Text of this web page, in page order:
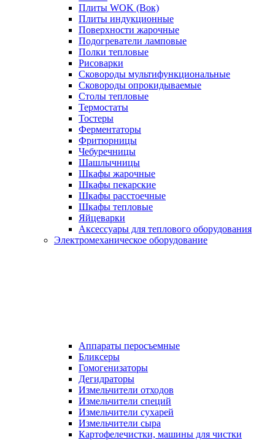
Плиты WOK (Вок)
Плиты индукционные
Поверхности жарочные
Подогреватели ламповые
Полки тепловые
Рисоварки
Сковороды мультифункциональные
Сковороды опрокидываемые
Столы тепловые
Термостаты
Тостеры
Ферментаторы
Фритюрницы
Чебуречницы
Шашлычницы
Шкафы жарочные
Шкафы пекарские
Шкафы расстоечные
Шкафы тепловые
Яйцеварки
Аксессуары для теплового оборудования
Электромеханическое оборудование
Аппараты перосъемные
Бликсеры
Гомогенизаторы
Дегидраторы
Измельчители отходов
Измельчители специй
Измельчители сухарей
Измельчители сыра
Картофелечистки, машины для чистки